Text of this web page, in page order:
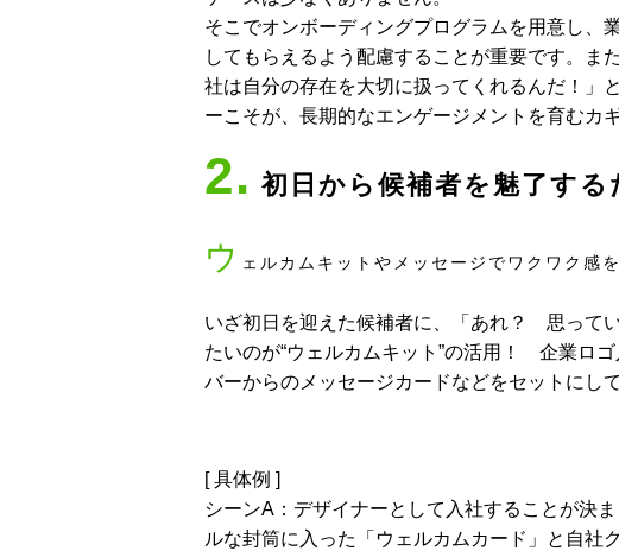
そこでオンボーディングプログラムを用意し、
してもらえるよう配慮することが重要です。ま
社は自分の存在を大切に扱ってくれるんだ！」
ーこそが、長期的なエンゲージメントを育むカ
2. 初日から候補者を魅了する
ウ ェルカムキットやメッセージでワクワク感
いざ初日を迎えた候補者に、「あれ？ 思って
たいのが“ウェルカムキット”の活用！ 企業ロ
バーからのメッセージカードなどをセットにし
[ 具体例 ]
シーンA：デザイナーとして入社することが決
ルな封筒に入った「ウェルカムカード」と自社